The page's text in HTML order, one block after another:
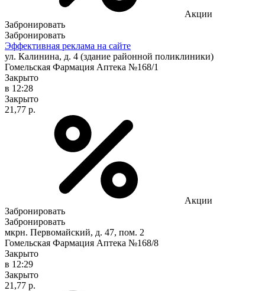
Акции
Забронировать
Забронировать
Эффективная реклама на сайте
ул. Калинина, д. 4 (здание районной поликлиники)
Гомельская Фармация Аптека №168/1
Закрыто
в 12:28
Закрыто
21,77 р.
Акции
Забронировать
Забронировать
мкрн. Первомайский, д. 47, пом. 2
Гомельская Фармация Аптека №168/8
Закрыто
в 12:29
Закрыто
21,77 р.